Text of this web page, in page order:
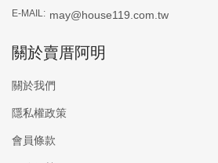
E-MAIL: may@house119.com.tw
關於賣厝阿明
關於我們
隱私權政策
會員條款